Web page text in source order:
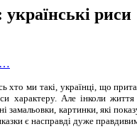
українські риси
хто ми такі, українці, що
характеру. Але інколи
замальовки, картинки, які
є насправді дуже